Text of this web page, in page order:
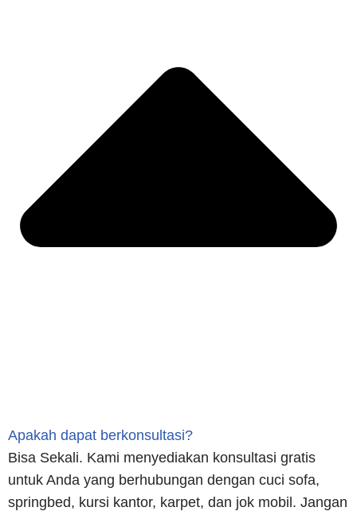
Apakah dapat berkonsultasi?
Bisa Sekali. Kami menyediakan konsultasi gratis
untuk Anda yang berhubungan dengan cuci sofa,
springbed, kursi kantor, karpet, dan jok mobil. Jangan